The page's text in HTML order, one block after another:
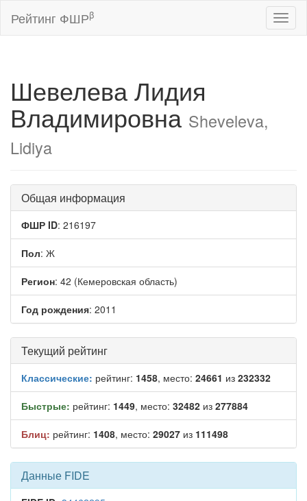
Рейтинг ФШРβ
Шевелева Лидия
Владимировна Sheveleva,
Lidiya
Общая информация
ФШР ID: 216197
Пол: Ж
Регион: 42 (Кемеровская область)
Год рождения: 2011
Текущий рейтинг
Классические: рейтинг: 1458, место: 24661 из 232332
Быстрые: рейтинг: 1449, место: 32482 из 277884
Блиц: рейтинг: 1408, место: 29027 из 111498
Данные FIDE